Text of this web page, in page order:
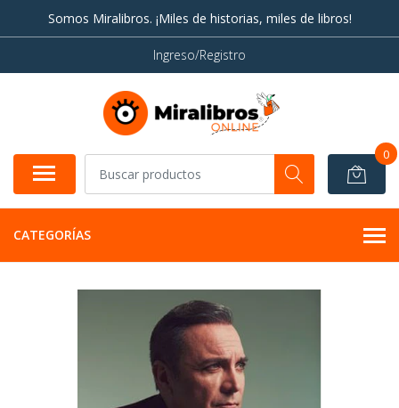
Somos Miralibros. ¡Miles de historias, miles de libros!
Ingreso/Registro
0
CATEGORÍAS